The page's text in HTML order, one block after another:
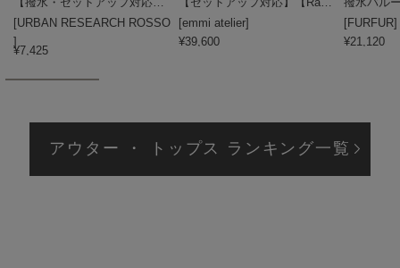
メイドオブオーガニクス
MIESROHE
ミースロエ
[URBAN RESEARCH ROSSO
]
¥7,425
[emmi atelier]
¥39,600
[FURFUR]
¥21,120
アウター ・ トップス ランキング一覧